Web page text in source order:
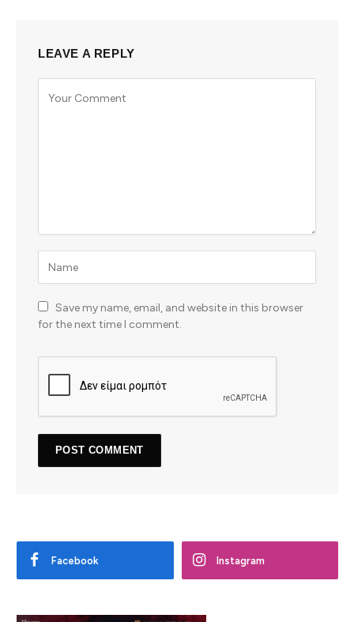
LEAVE A REPLY
Save my name, email, and website in this browser
for the next time I comment.
Facebook Instagram